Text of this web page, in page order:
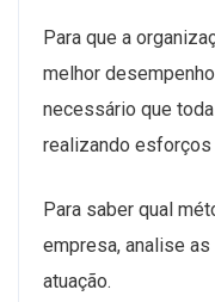
Para que a
melhor
necessário que
realizando esforços
Para saber qual
empresa, analise
atuação.